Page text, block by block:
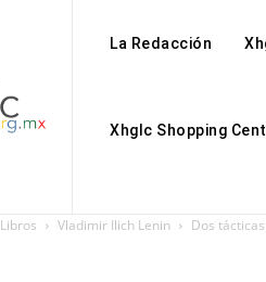
La Redacción
Xhglc Shopping
Libros Vladimir Ilich Lenin Dos